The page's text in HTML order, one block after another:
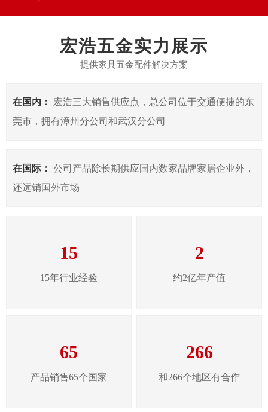
宏浩五金实力展示
提供家具五金配件解决方案
在国内：
宏浩三大销售供应点，总公司位于交通便捷的东
莞市，拥有漳州分公司和武汉分公司
在国际： 公司产品除长期供应国内数家品牌家居企业外，
还远销国外市场
15
15年行业经验
2
约2亿年产值
65
产品销售65个国家
266
和266个地区有合作